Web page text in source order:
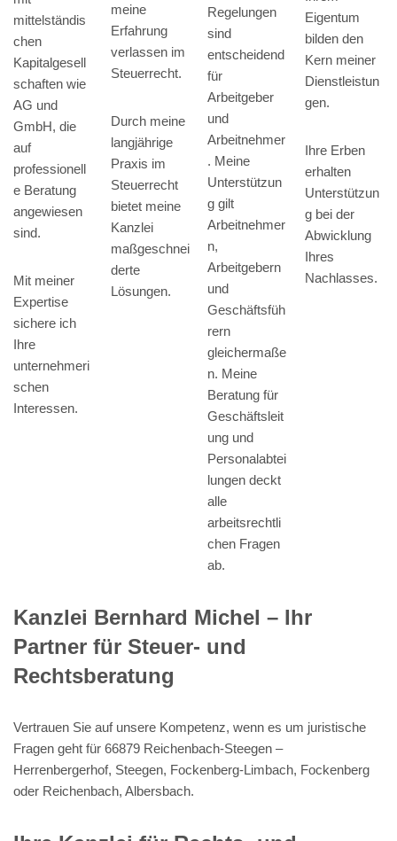
mittelständis
chen
Kapitalgesell
schaften wie
AG und
GmbH, die
auf
professionell
e Beratung
angewiesen
sind.
Mit meiner
Expertise
sichere ich
Ihre
unternehmeri
schen
Interessen.
meine
Erfahrung
verlassen im
Steuerrecht.
Durch meine
langjährige
Praxis im
Steuerrecht
bietet meine
Kanzlei
maßgeschnei
derte
Lösungen.
Regelungen
sind
entscheidend
für
Arbeitgeber
und
Arbeitnehmer
. Meine
Unterstützun
g gilt
Arbeitnehmer
n,
Arbeitgebern
und
Geschäftsfüh
rern
gleichermaße
n. Meine
Beratung für
Geschäftsleit
ung und
Personalabtei
lungen deckt
alle
arbeitsrechtli
chen Fragen
ab.
Eigentum
bilden den
Kern meiner
Dienstleistun
gen.
Ihre Erben
erhalten
Unterstützun
g bei der
Abwicklung
Ihres
Nachlasses.
Kanzlei Bernhard Michel – Ihr
Partner für Steuer- und
Rechtsberatung
Vertrauen Sie auf unsere Kompetenz, wenn es um juristische
Fragen geht für 66879 Reichenbach-Steegen –
Herrenbergerhof, Steegen, Fockenberg-Limbach, Fockenberg
oder Reichenbach, Albersbach.